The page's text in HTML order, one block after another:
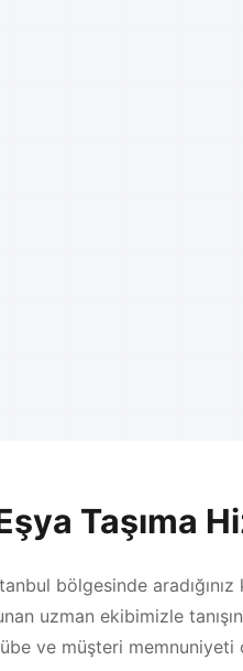
Taşıma
bölgesinde
uzman ekibimizle
ve müşteri memnuniyeti